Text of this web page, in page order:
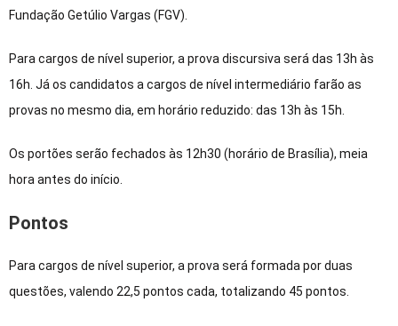
Fundação Getúlio Vargas (FGV).
Para cargos de nível superior, a prova discursiva será das 13h às
16h. Já os candidatos a cargos de nível intermediário farão as
provas no mesmo dia, em horário reduzido: das 13h às 15h.
Os portões serão fechados às 12h30 (horário de Brasília), meia
hora antes do início.
Pontos
Para cargos de nível superior, a prova será formada por duas
questões, valendo 22,5 pontos cada, totalizando 45 pontos.